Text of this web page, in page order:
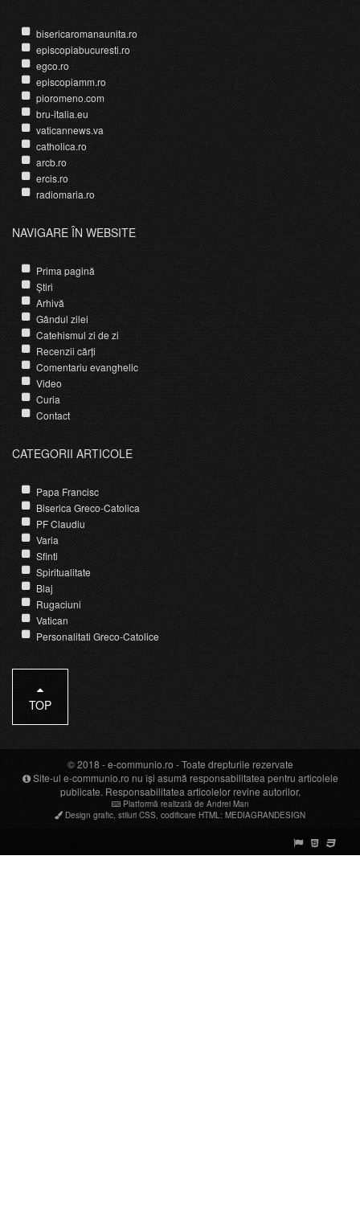
bisericaromanaunita.ro
episcopiabucuresti.ro
egco.ro
episcopiamm.ro
pioromeno.com
bru-italia.eu
vaticannews.va
catholica.ro
arcb.ro
ercis.ro
radiomaria.ro
NAVIGARE ÎN WEBSITE
Prima pagină
Știri
Arhivă
Gândul zilei
Catehismul zi de zi
Recenzii cărți
Comentariu evanghelic
Video
Curia
Contact
CATEGORII ARTICOLE
Papa Francisc
Biserica Greco-Catolica
PF Claudiu
Varia
Sfinti
Spiritualitate
Blaj
Rugaciuni
Vatican
Personalitati Greco-Catolice
TOP
© 2018 -e-communio.ro - Toate drepturile rezervate
Site-ul e-communio.ro nu își asumă responsabilitatea pentru articolele
publicate. Responsabilitatea articolelor revine autorilor.
Platformă realizată de Andrei Man
Design grafic stiluri CSS codificare HTML : MEDIAGRANDESIGN